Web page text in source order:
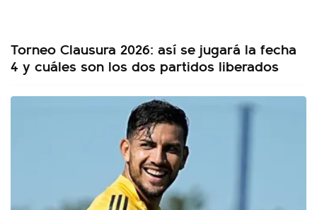
Torneo Clausura 2026: así se jugará la fecha
4 y cuáles son los dos partidos liberados